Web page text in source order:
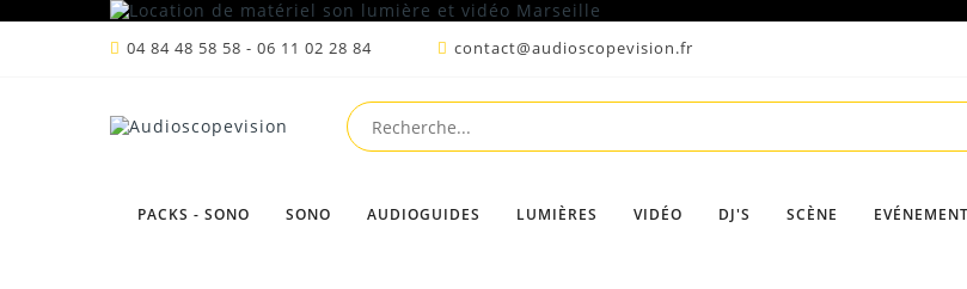
04 84 48 58 58 - 06 11 02 28 84 contact@audioscopevision.fr
PACKS - SONO SONO AUDIOGUIDES LUMIÈRES VIDÉO DJ'S SCÈNE